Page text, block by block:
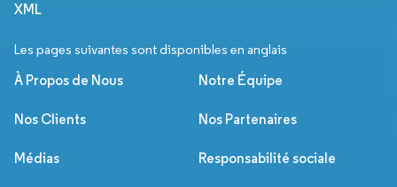
XML
Les pages suivantes sont disponibles en anglais
À Propos de Nous Notre Équipe
Nos Clients Nos Partenaires
Médias Responsabilité sociale